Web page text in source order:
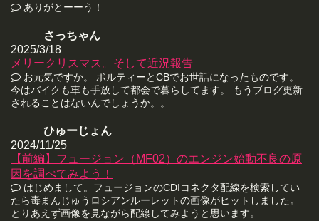
ありがとーーう！
さっちゃん
2025/3/18
メリークリスマス。そして近況報告
お元気ですか。 ボルティーとCBでお世話になったものです。
今はバイクも車も手放して都会で暮らしてます。 もうブログ更新
されることはないんでしょうか。。
ひゅーじょん
2024/11/25
【前編】フュージョン（MF02）のエンジン始動不良の原
因を調べてみよう！
はじめまして。フュージョンのCDIコネクタ配線を検索してい
たら毒まんじゅうロシアンルーレットの画像がヒットしました。
とりあえず画像を見ながら配線してみようと思います。